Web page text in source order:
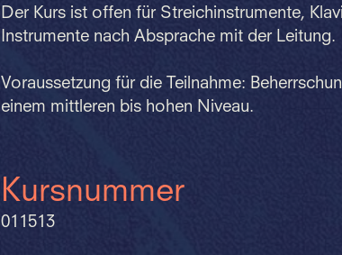
Der Kurs ist offen für Streichinstrumente,
Instrumente nach Absprache mit der Leitung.
Voraussetzung für die Teilnahme:
einem mittleren bis hohen Niveau.
Kursnummer
011513